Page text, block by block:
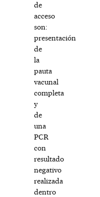
de
acceso
son:
presentación
de
la
pauta
vacunal
completa
y
de
una
PCR
con
resultado
negativo
realizada
dentro